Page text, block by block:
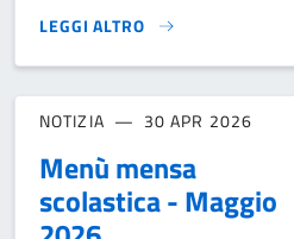
LEGGI ALTRO
ISCRIZIONE AI SERVIZI DI
NOTIZIA 30 APR 2026
Menù mensa
scolastica - Maggio